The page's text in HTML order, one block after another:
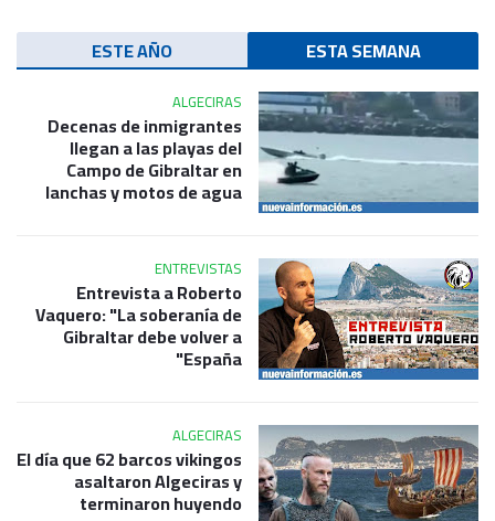
ESTA SEMANA
ESTE AÑO
ALGECIRAS
Decenas de inmigrantes
llegan a las playas del
Campo de Gibraltar en
lanchas y motos de agua
ENTREVISTAS
Entrevista a Roberto
Vaquero: "La soberanía de
Gibraltar debe volver a
España"
ALGECIRAS
El día que 62 barcos vikingos
asaltaron Algeciras y
terminaron huyendo